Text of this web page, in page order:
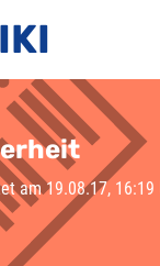
am 19.08.17, 16:19